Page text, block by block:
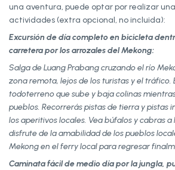
una aventura, puede optar por realizar
actividades (extra opcional, no incluida):
Excursión de día completo en bicicleta
carretera por los arrozales del Mekong:
Salga de Luang Prabang cruzando el río
zona remota, lejos de los turistas y el tráfico.
todoterreno que sube y baja colinas
pueblos. Recorrerás pistas de tierra y pistas
los aperitivos locales. Vea búfalos y cabras
disfrute de la amabilidad de los pueblos
Mekong en el ferry local para regresar
Caminata fácil de medio día por la jungla,